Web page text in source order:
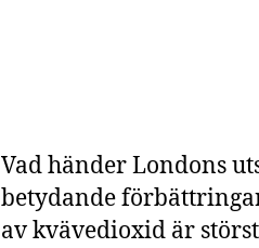
Vad händer Londons
betydande
av kvävedioxid är